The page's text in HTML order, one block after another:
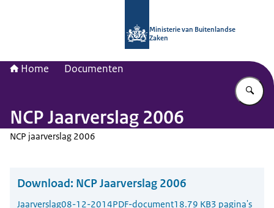
Ministerie van Buitenlandse
Zaken
Home Documenten
NCP Jaarverslag 2006
NCP jaarverslag 2006
Download: NCP Jaarverslag 2006
Jaarverslag08-12-2014PDF-document18.79 KB3 pagina's